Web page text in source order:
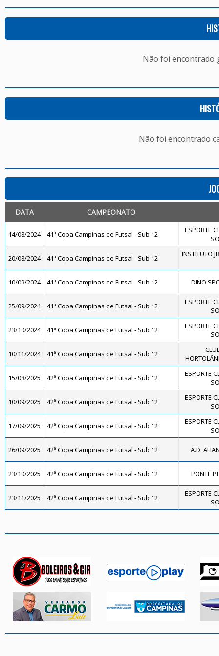
Não foi encontrado
Não foi encontrado
DATA CAMPEONATO
14/08/2024 41ª Copa Campinas de Futsal - Sub 12
ESPORTE
20/08/2024 41ª Copa Campinas de Futsal - Sub 12 INSTITUTO
10/09/2024 41ª Copa Campinas de Futsal - Sub 12 DINO
25/09/2024 41ª Copa Campinas de Futsal - Sub 12
ESPORTE
23/10/2024 41ª Copa Campinas de Futsal - Sub 12
ESPORTE
10/11/2024 41ª Copa Campinas de Futsal - Sub 12
15/08/2025 42ª Copa Campinas de Futsal - Sub 12
ESPORTE
10/09/2025 42ª Copa Campinas de Futsal - Sub 12
ESPORTE
17/09/2025 42ª Copa Campinas de Futsal - Sub 12
ESPORTE
26/09/2025 42ª Copa Campinas de Futsal - Sub 12 A.D.
23/10/2025 42ª Copa Campinas de Futsal - Sub 12 PONTE
23/11/2025 42ª Copa Campinas de Futsal - Sub 12
ESPORTE